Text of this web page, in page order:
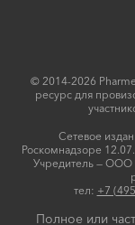
© 2014-2026
ресурс для
Сетевое
Роскомнадзоре
Учредитель — ООО
тел: +7
Полное или